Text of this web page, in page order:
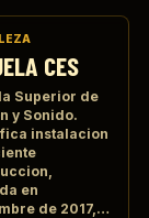
CES
Superior de
y Sonido.
instalacion
en
de 2017,